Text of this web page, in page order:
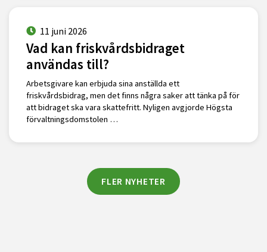
11 juni 2026
Vad kan friskvårdsbidraget
användas till?
Arbetsgivare kan erbjuda sina anställda ett
friskvårdsbidrag, men det finns några saker att tänka på för
att bidraget ska vara skattefritt. Nyligen avgjorde Högsta
förvaltningsdomstolen …
FLER NYHETER